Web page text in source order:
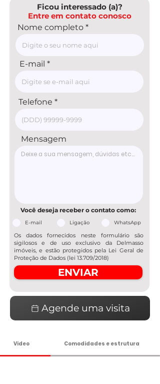
Ficou interessado (a)?
Entre em contato conosco
Nome completo
E-mail
Telefone
Mensagem
Você deseja receber o contato como:
E-mail Ligação WhatsApp
Os dados fornecidos neste formulário são
sigilosos e de uso exclusivo da Delmasso
imóveis, e estão protegidos pela Lei Geral de
Proteção de Dados (lei 13.709/2018)
ENVIAR
Agende uma visita
Vídeo Comodidades e estrutura